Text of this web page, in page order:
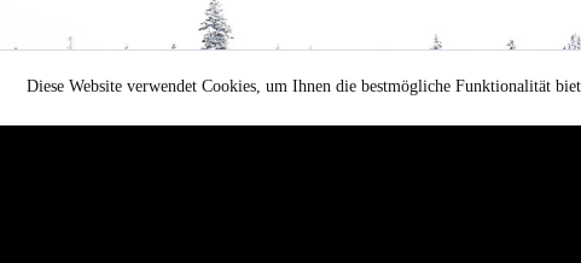
Diese Website verwendet Cookies, um Ihnen die bestmögliche Funktionalität